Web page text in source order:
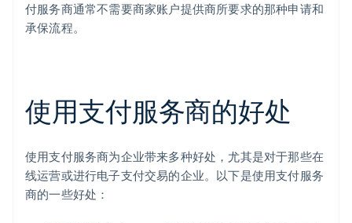
付服务商通常不需要商家账户提供商所要求的那种申请和
承保流程。
使用支付服务商的好处
使用支付服务商为企业带来多种好处，尤其是对于那些在
线运营或进行电子支付交易的企业。以下是使用支付服务
商的一些好处：